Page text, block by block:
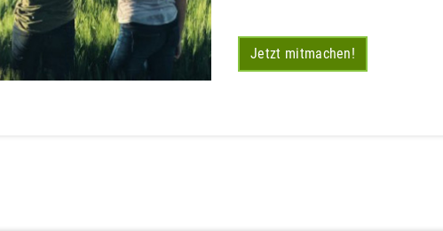
Jetzt mitmachen!